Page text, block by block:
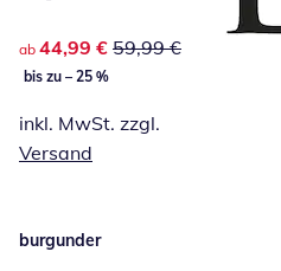
reduzierter Preis 44,99 €,
ab 44,99 € 59,99 €
bis zu – 25 %
inkl. MwSt. zzgl.
Versand
burgunder